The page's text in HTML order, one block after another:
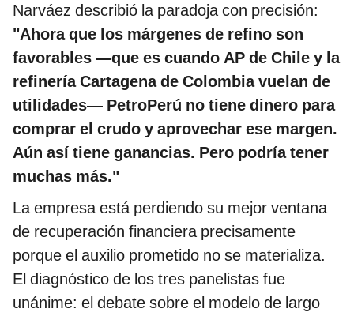
Narváez describió la paradoja con precisión:
"Ahora que los márgenes de refino son
favorables —que es cuando AP de Chile y la
refinería Cartagena de Colombia vuelan de
utilidades— PetroPerú no tiene dinero para
comprar el crudo y aprovechar ese margen.
Aún así tiene ganancias. Pero podría tener
muchas más."
La empresa está perdiendo su mejor ventana
de recuperación financiera precisamente
porque el auxilio prometido no se materializa.
El diagnóstico de los tres panelistas fue
unánime: el debate sobre el modelo de largo